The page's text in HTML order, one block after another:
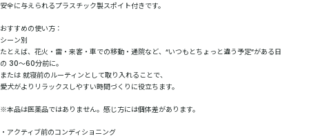
安全に与えられるプラスチック製スポイト付きです。
おすすめの使い方：
シーン別
たとえば、花火・雷・来客・車での移動・通院など、“いつもとちょっと違う予定”がある日
の 30〜60分前に。
または 就寝前のルーティンとして取り入れることで、
愛犬がよりリラックスしやすい時間づくりに役立ちます。
※本品は医薬品ではありません。感じ方には個体差があります。
・アクティブ前のコンディショニング